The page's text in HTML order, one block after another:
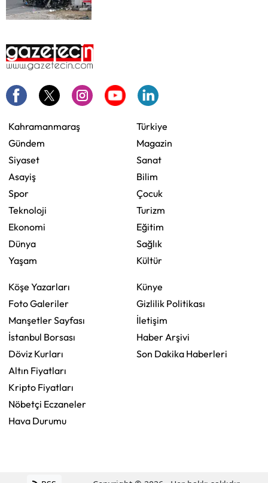
Kahramanmaraş
Gündem
Siyaset
Asayiş
Spor
Teknoloji
Ekonomi
Dünya
Yaşam
Türkiye
Magazin
Sanat
Bilim
Çocuk
Turizm
Eğitim
Sağlık
Kültür
Köşe Yazarları
Foto Galeriler
Manşetler Sayfası
İstanbul Borsası
Döviz Kurları
Altın Fiyatları
Kripto Fiyatları
Nöbetçi Eczaneler
Hava Durumu
Künye
Gizlilik Politikası
İletişim
Haber Arşivi
Son Dakika Haberleri